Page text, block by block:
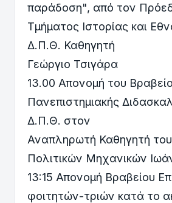
παράδοση", από τον
Τμήματος Ιστορίας και
Δ.Π.Θ. Καθηγητή
Γεώργιο Τσιγάρα
13.00 Απονομή του
Πανεπιστημιακής
Δ.Π.Θ. στον
Αναπληρωτή Καθηγητή
Πολιτικών Μηχανικών
13:15 Απονομή Βραβείου
φοιτητών-τριών κατά το